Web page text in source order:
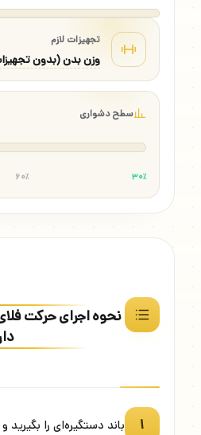
تجهیزات لازم
وزن بدن (بدون
سطح دشواری
۳۰٪ ۶۰٪
نحوه اجرای حرکت
۱ باند دستگیره‌ای را